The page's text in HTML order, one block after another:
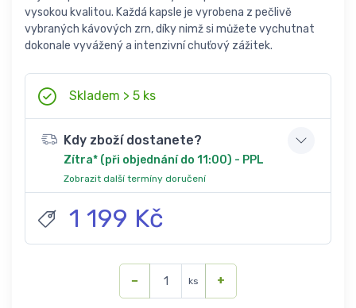
vysokou kvalitou. Každá kapsle je vyrobena z pečlivě
vybraných kávových zrn, díky nimž si můžete vychutnat
dokonale vyvážený a intenzivní chuťový zážitek.
Skladem > 5 ks
Kdy zboží dostanete?
Zítra* (při objednání do 11:00) - PPL
Zobrazit další termíny doručení
1 199 Kč
− ks +